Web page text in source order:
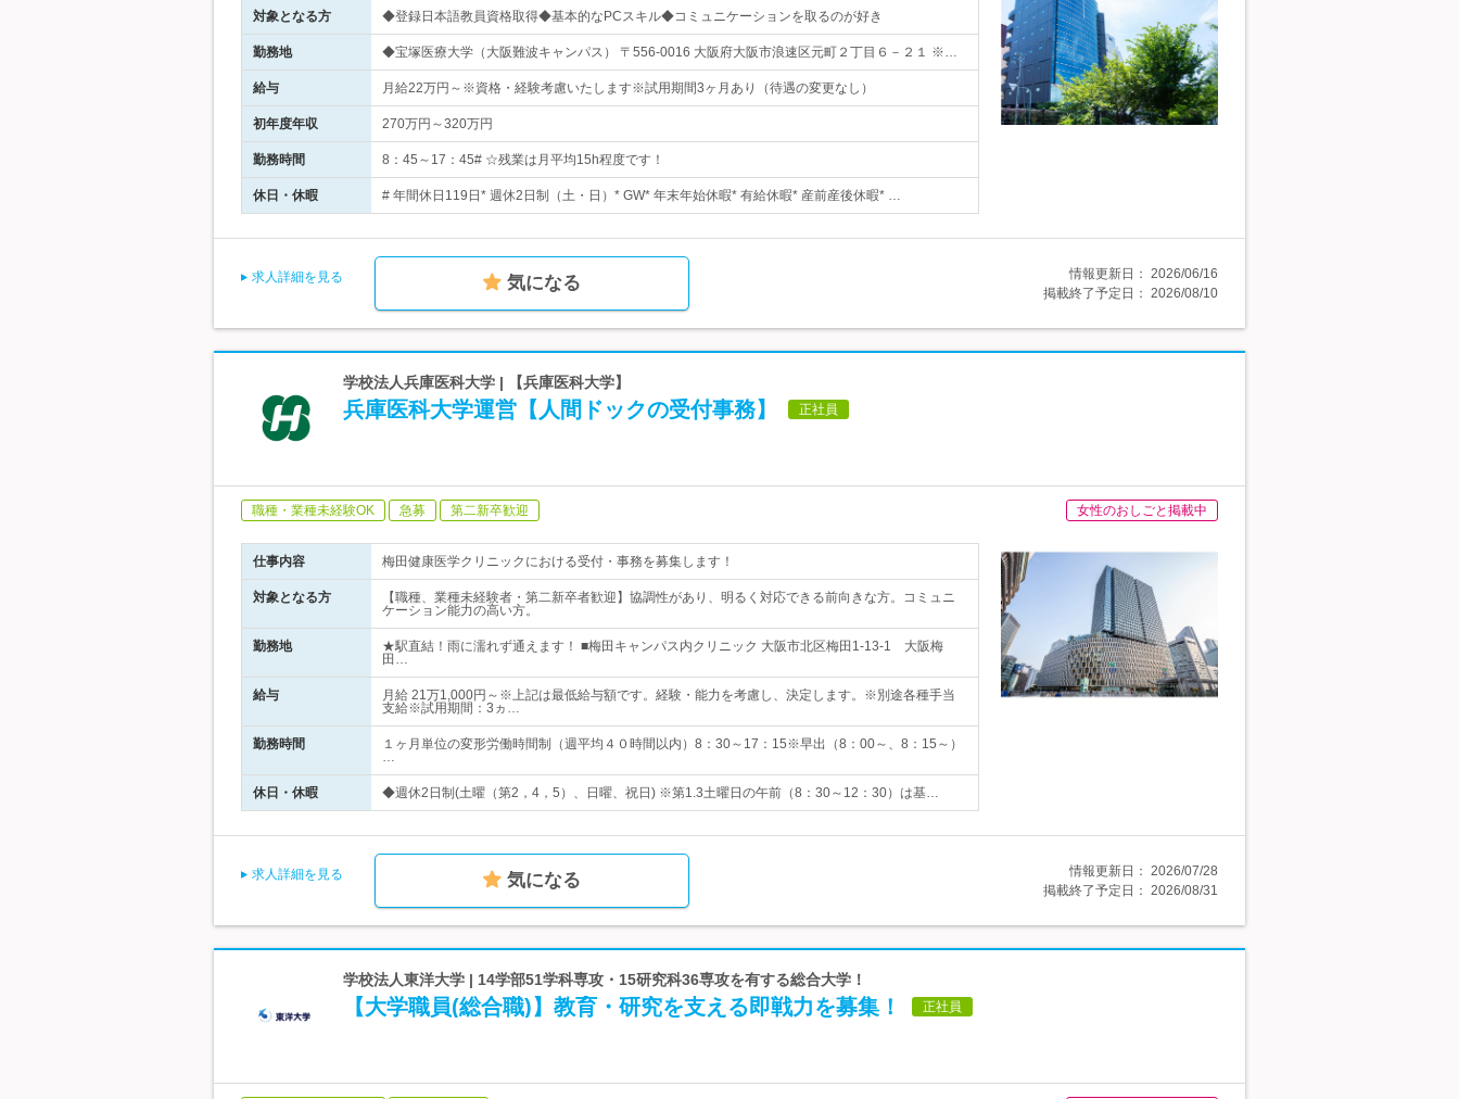
対象となる方 ◆登録日本語教員資格取得◆基本的なPCスキル◆コミュニケーションを取るのが好き
勤務地 ◆宝塚医療大学（大阪難波キャンパス） 〒556-0016 大阪府大阪市浪速区元町２丁目６－２１ ※…
給与 月給22万円～※資格・経験考慮いたします※試用期間3ヶ月あり（待遇の変更なし）
初年度年収 270万円～320万円
勤務時間 8：45～17：45# ☆残業は月平均15h程度です！
休日・休暇 # 年間休日119日* 週休2日制（土・日）* GW* 年末年始休暇* 有給休暇* 産前産後休暇* …
求人詳細を見る 気になる 情報更新日： 2026/06/16
掲載終了予定日： 2026/08/10
学校法人兵庫医科大学 | 【兵庫医科大学】
兵庫医科大学運営【人間ドックの受付事務】 正社員
職種・業種未経験OK 急募 第二新卒歓迎 女性のおしごと掲載中
仕事内容 梅田健康医学クリニックにおける受付・事務を募集します！
対象となる方
【職種、業種未経験者・第二新卒者歓迎】協調性があり、明るく対応できる前向きな方。コミュニ
ケーション能力の高い方。
勤務地
★駅直結！雨に濡れず通えます！ ■梅田キャンパス内クリニック 大阪市北区梅田1-13-1 大阪梅
田…
給与
月給 21万1,000円～※上記は最低給与額です。経験・能力を考慮し、決定します。※別途各種手当
支給※試用期間：3ヵ…
勤務時間
１ヶ月単位の変形労働時間制（週平均４０時間以内）8：30～17：15※早出（8：00～、8：15～）
…
休日・休暇 ◆週休2日制(土曜（第2，4，5）、日曜、祝日) ※第1.3土曜日の午前（8：30～12：30）は基…
求人詳細を見る 気になる 情報更新日： 2026/07/28
掲載終了予定日： 2026/08/31
学校法人東洋大学 | 14学部51学科専攻・15研究科36専攻を有する総合大学！
【大学職員(総合職)】教育・研究を支える即戦力を募集！ 正社員